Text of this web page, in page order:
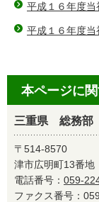
平成１６年度当
平成１６年度当
本ページに
三重県 総務
〒514-8570
津市広明町13番地
電話番号： 059-
ファクス番号：